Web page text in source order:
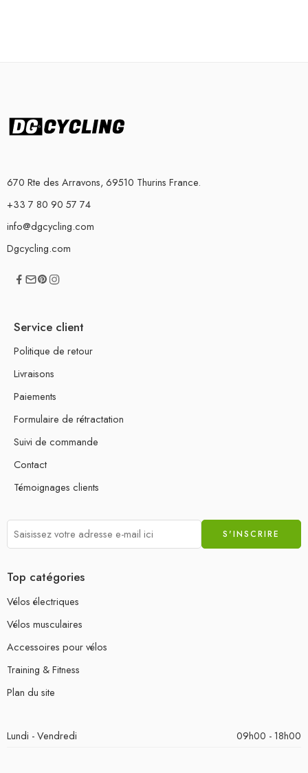
670 Rte des Arravons, 69510 Thurins France.
+33 7 80 90 57 74
info@dgcycling.com
Dgcycling.com
Service client
Politique de retour
Livraisons
Paiements
Formulaire de rétractation
Suivi de commande
Contact
Témoignages clients
Top catégories
Vélos électriques
Vélos musculaires
Accessoires pour vélos
Training & Fitness
Plan du site
Lundi - Vendredi 09h00 - 18h00